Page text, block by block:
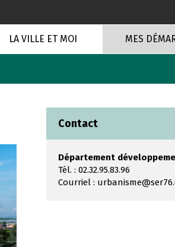
LA VILLE ET MOI MES
Contact
Département
Tél. : 02.32.95.83.96
Courriel :